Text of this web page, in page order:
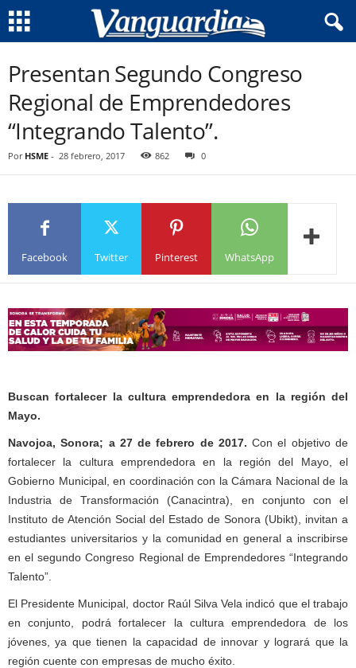
Presentan Segundo Congreso
Regional de Emprendedores
“Integrando Talento”.
Por HSME - 28 febrero, 2017 862 0
Facebook Twitter Pinterest WhatsApp
Buscan fortalecer la cultura emprendedora en la región del
Mayo.
Navojoa, Sonora; a 27 de febrero de 2017. Con el objetivo de
fortalecer la cultura emprendedora en la región del Mayo, el
Gobierno Municipal, en coordinación con la Cámara Nacional de la
Industria de Transformación (Canacintra), en conjunto con el
Instituto de Atención Social del Estado de Sonora (Ubikt), invitan a
estudiantes universitarios y la comunidad en general a inscribirse
en el segundo Congreso Regional de Emprendedores “Integrando
Talento”.
El Presidente Municipal, doctor Raúl Silva Vela indicó que el trabajo
en conjunto, podrá fortalecer la cultura emprendedora de los
jóvenes, ya que tienen la capacidad de innovar y logrará que la
región cuente con empresas de mucho éxito.